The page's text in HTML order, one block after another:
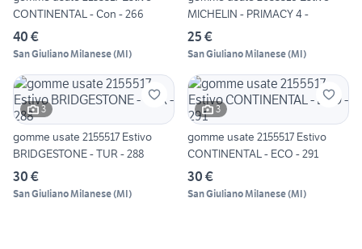
CONTINENTAL - Con - 266
40 €
San Giuliano Milanese(MI)
MICHELIN - PRIMACY 4 -
25 €
San Giuliano Milanese(MI)
3
gomme usate 2155517 Estivo
BRIDGESTONE - TUR - 288
30 €
San Giuliano Milanese(MI)
3
gomme usate 2155517 Estivo
CONTINENTAL - ECO - 291
30 €
San Giuliano Milanese(MI)